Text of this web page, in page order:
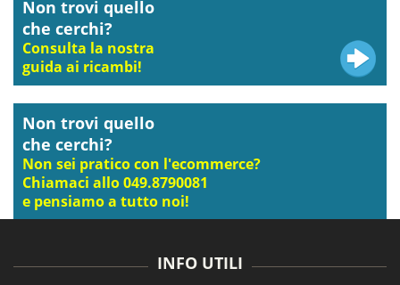
Non trovi quello
che cerchi?
Consulta la nostra
guida ai ricambi!
Non trovi quello
che cerchi?
Non sei pratico con l'ecommerce?
Chiamaci allo 049.8790081
e pensiamo a tutto noi!
INFO UTILI